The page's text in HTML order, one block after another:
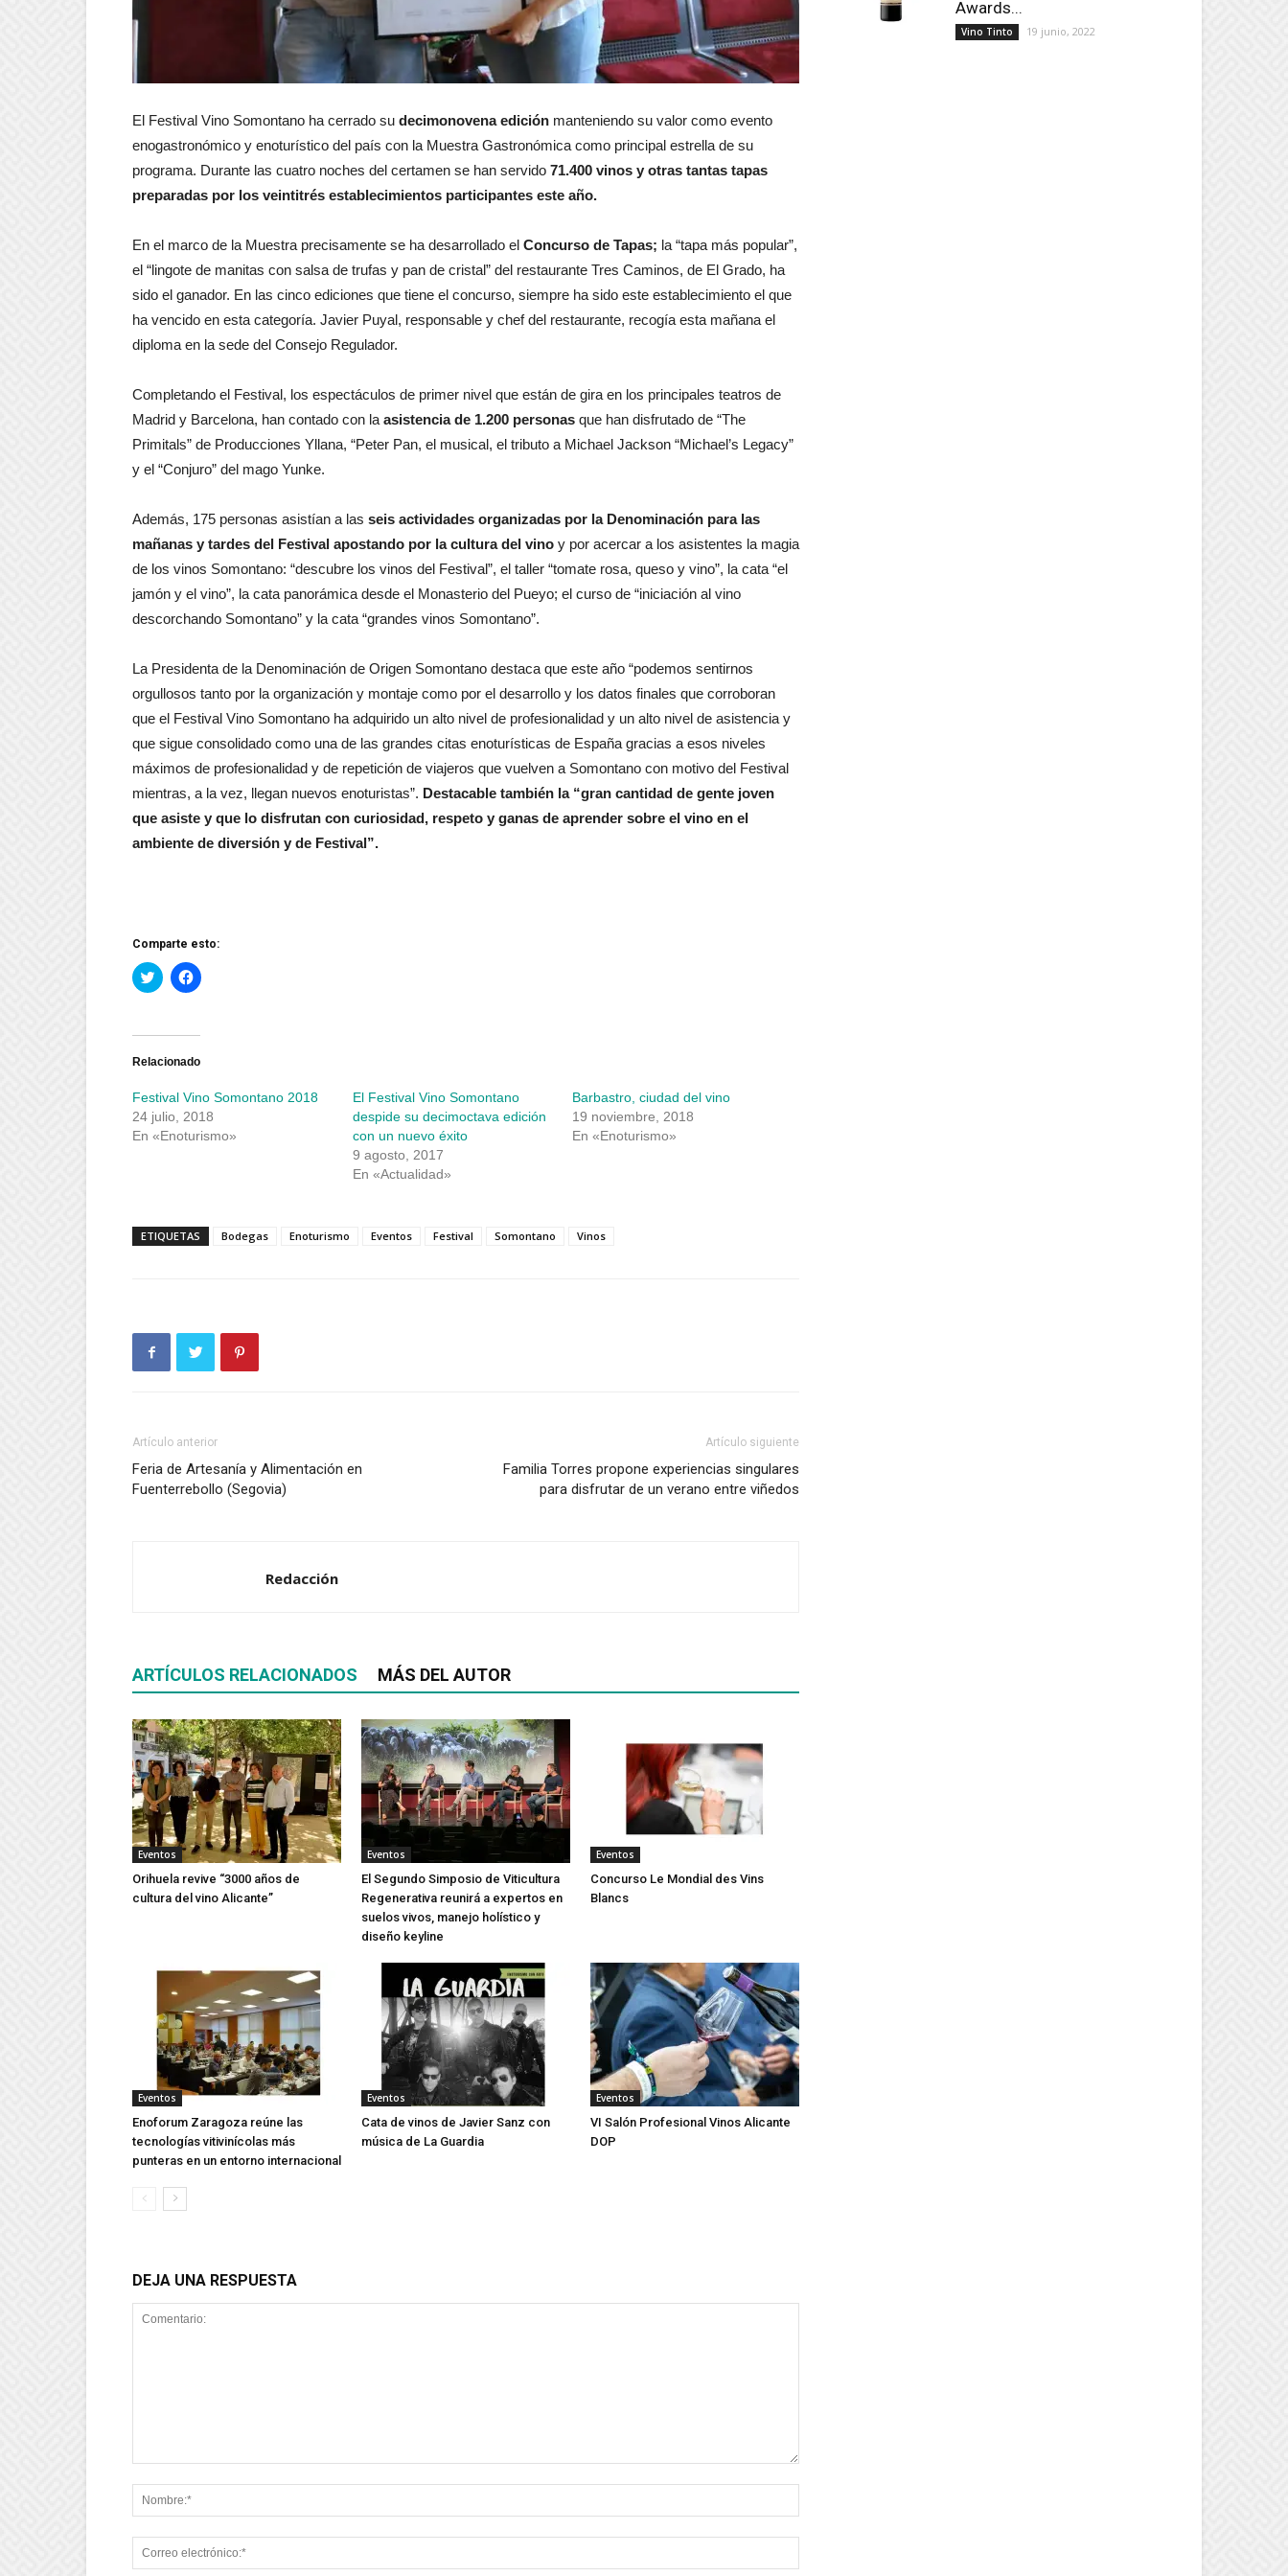
El Festival Vino Somontano ha cerrado su decimonovena edición manteniendo su valor como evento
enogastronómico y enoturístico del país con la Muestra Gastronómica como principal estrella de su
programa. Durante las cuatro noches del certamen se han servido 71.400 vinos y otras tantas tapas
preparadas por los veintitrés establecimientos participantes este año.
En el marco de la Muestra precisamente se ha desarrollado el Concurso de Tapas; la “tapa más popular”,
el “lingote de manitas con salsa de trufas y pan de cristal” del restaurante Tres Caminos, de El Grado, ha
sido el ganador. En las cinco ediciones que tiene el concurso, siempre ha sido este establecimiento el que
ha vencido en esta categoría. Javier Puyal, responsable y chef del restaurante, recogía esta mañana el
diploma en la sede del Consejo Regulador.
Completando el Festival, los espectáculos de primer nivel que están de gira en los principales teatros de
Madrid y Barcelona, han contado con laasistencia de 1.200 personas que han disfrutado de “The
Primitals” de Producciones Yllana, “Peter Pan, el musical, el tributo a Michael Jackson “Michael’s Legacy”
y el “Conjuro” del mago Yunke.
Además, 175 personas asistían a las seis actividades organizadas por la Denominación para las
mañanas y tardes del Festival apostando por la cultura del vino y por acercar a los asistentes la magia
de los vinos Somontano: “descubre los vinos del Festival”, el taller “tomate rosa, queso y vino”, la cata “el
jamón y el vino”, la cata panorámica desde el Monasterio del Pueyo; el curso de “iniciación al vino
descorchando Somontano” y la cata “grandes vinos Somontano”.
La Presidenta de la Denominación de Origen Somontano destaca que este año “podemos sentirnos
orgullosos tanto por la organización y montaje como por el desarrollo y los datos finales que corroboran
que el Festival Vino Somontano ha adquirido un alto nivel de profesionalidad y un alto nivel de asistencia y
que sigue consolidado como una de las grandes citas enoturísticas de España gracias a esos niveles
máximos de profesionalidad y de repetición de viajeros que vuelven a Somontano con motivo del Festival
mientras, a la vez, llegan nuevos enoturistas”. Destacable también la “gran cantidad de gente joven
que asiste y que lo disfrutan con curiosidad, respeto y ganas de aprender sobre el vino en el
ambiente de diversión y de Festival”.
Comparte esto:
Haz
clic
Twitter
abre
ventana
nueva)
Haz
clic
Facebook
abre
ventana
nueva)
Relacionado
Festival Vino Somontano 2018
24 julio, 2018
En «Enoturismo»
El Festival Vino Somontano
despide su decimoctava edición
con un nuevo éxito
9 agosto, 2017
En «Actualidad»
Barbastro, ciudad del vino
19 noviembre, 2018
En «Enoturismo»
ETIQUETAS Bodegas Enoturismo Eventos Festival Somontano Vinos
Artículo anterior
Feria de Artesanía y Alimentación en
Fuenterrebollo (Segovia)
Artículo siguiente
Familia Torres propone experiencias singulares
para disfrutar de un verano entre viñedos
Redacción
ARTÍCULOS RELACIONADOS MÁS DEL AUTOR
Eventos
Orihuela revive “3000 años de
cultura del vino Alicante”
Eventos
El Segundo Simposio de Viticultura
Regenerativa reunirá a expertos en
suelos vivos, manejo holístico y
diseño keyline
Eventos
Concurso Le Mondial des Vins
Blancs
Eventos
Enoforum Zaragoza reúne las
tecnologías vitivinícolas más
punteras en un entorno internacional
Eventos
Cata de vinos de Javier Sanz con
música de La Guardia
Eventos
VI Salón Profesional Vinos Alicante
DOP
DEJA UNA RESPUESTA
Awards...
Vino Tinto 19 junio, 2022